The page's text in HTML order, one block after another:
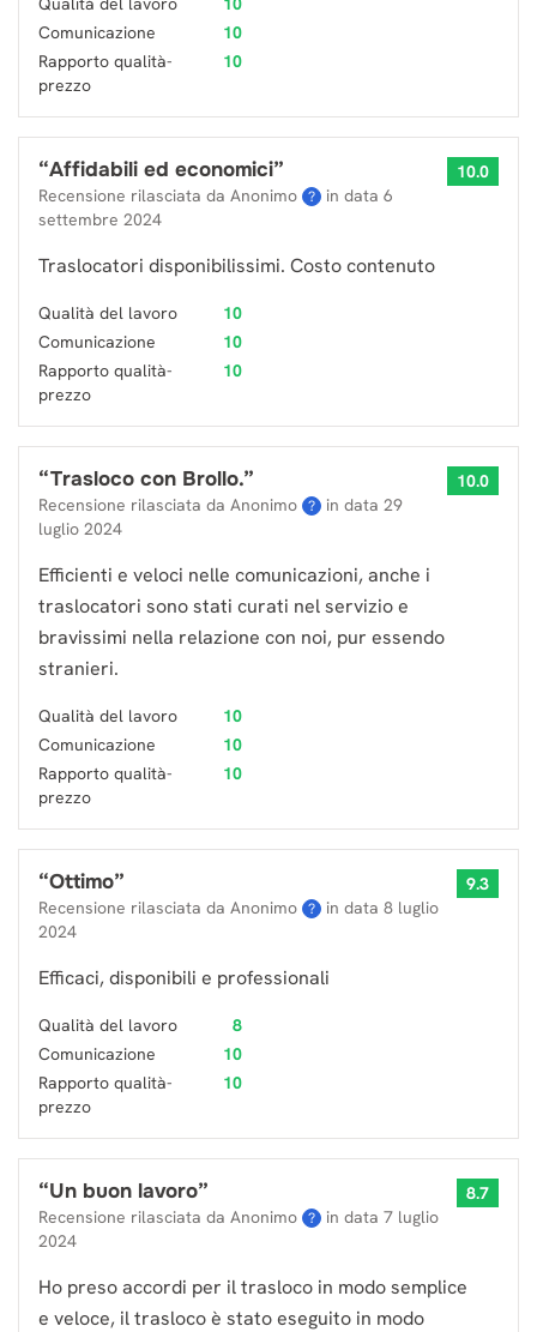
Comunicazione
10
Rapporto qualità-
prezzo
10
“Affidabili ed economici”
Recensione rilasciata da Anonimo ? in data 6
settembre 2024
10.0
Traslocatori disponibilissimi. Costo contenuto
Qualità del lavoro
10
Comunicazione
10
Rapporto qualità-
prezzo
10
“Trasloco con Brollo.”
Recensione rilasciata da Anonimo ? in data 29
luglio 2024
10.0
Efficienti e veloci nelle comunicazioni, anche i
traslocatori sono stati curati nel servizio e
bravissimi nella relazione con noi, pur essendo
stranieri.
Qualità del lavoro
10
Comunicazione
10
Rapporto qualità-
prezzo
10
“Ottimo”
Recensione rilasciata da Anonimo ? in data 8 luglio
2024
9.3
Efficaci, disponibili e professionali
Qualità del lavoro
8
Comunicazione
10
Rapporto qualità-
prezzo
10
“Un buon lavoro”
Recensione rilasciata da Anonimo ? in data 7 luglio
2024
8.7
Ho preso accordi per il trasloco in modo semplice
e veloce, il trasloco è stato eseguito in modo